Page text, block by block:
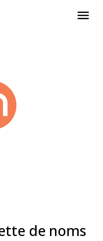
de noms